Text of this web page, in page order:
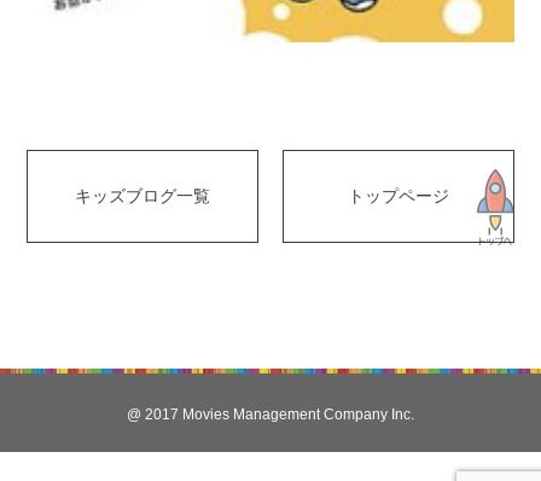
キッズブログ一覧 トップページ
@ 2017 Movies Management Company Inc.